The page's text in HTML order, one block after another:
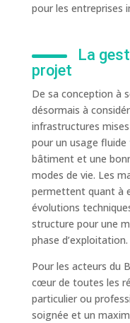
pour les entreprises
La
projet
De sa conception à
désormais à
infrastructures
pour un usage
bâtiment et une
modes de vie. Les
permettent quant à
évolutions
structure pour une
phase d’exploitation.
Pour les acteurs du
cœur de toutes les
particulier ou
soignée et un